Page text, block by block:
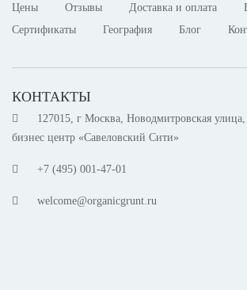
Цены Отзывы Доставка и оплата
Сертификаты
География Блог
КОНТАКТЫ
127015, г Москва, Новодмитровская улица,
бизнес центр «Савеловский Сити»
+7 (495) 001-47-01
welcome@organicgrunt.ru